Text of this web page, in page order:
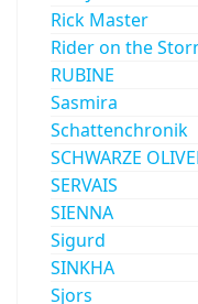
Rick Master
Rider on the
RUBINE
Sasmira
Schattenchronik
SCHWARZE
SERVAIS
SIENNA
Sigurd
SINKHA
Sjors